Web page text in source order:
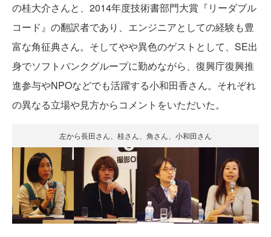
の桂大介さんと、2014年度技術書部門大賞『リーダブル
コード』の翻訳者であり、エンジニアとしての経験も豊
富な角征典さん。そしてやや異色のゲストとして、SE出
身でソフトバンクグループに勤めながら、復興庁復興推
進参与やNPOなどでも活躍する小和田香さん。それぞれ
の異なる立場や見方からコメントをいただいた。
左から長田さん、桂さん、角さん、小和田さん